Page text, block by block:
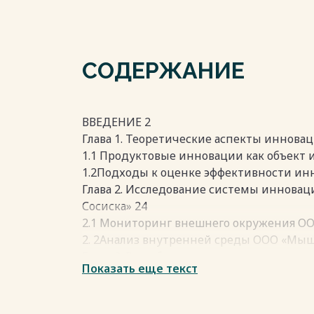
СОДЕРЖАНИЕ
ВВЕДЕНИЕ 2
Глава 1. Теоретические аспекты
1.1 Продуктовые инновации как объект
1.2Подходы к оценке эффективности
Глава 2. Исследование системы
Сосиска» 24
2.1 Мониторинг внешнего окружения
2. 2Анализ внутренней среды ООО
менеджмента в ООО «Мышка-Сосиска» 45
Показать еще текст